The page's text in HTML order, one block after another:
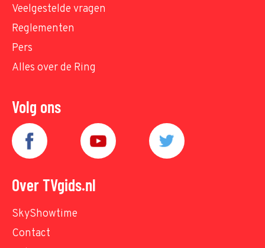
Veelgestelde vragen
Reglementen
Pers
Alles over de Ring
Volg ons
Over TVgids.nl
SkyShowtime
Contact